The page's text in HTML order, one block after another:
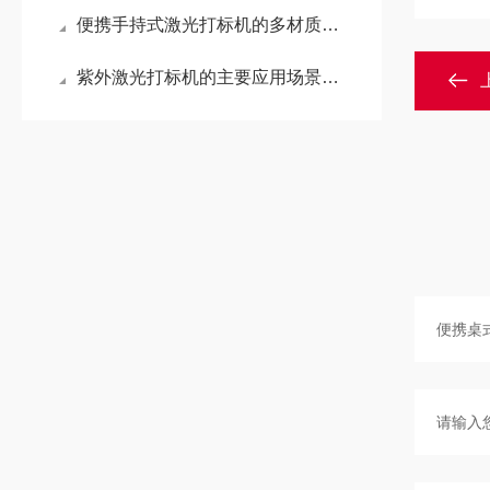
便携手持式激光打标机的多材质打标适配能力介绍
紫外激光打标机的主要应用场景及运行要点